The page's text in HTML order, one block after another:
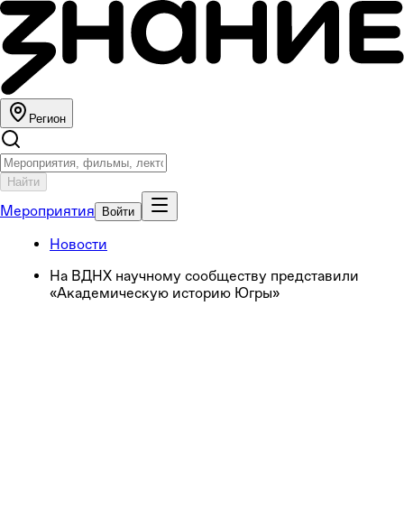
Регион
Найти
Мероприятия Войти
Новости
На ВДНХ научному сообществу представили
«Академическую историю Югры»